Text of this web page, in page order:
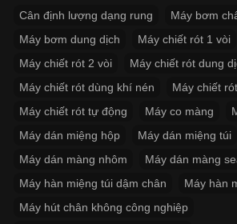
Cân định lượng dạng rung
Máy bơm
Máy bơm dung dịch
Máy chiết rót 1 vòi
Máy chiết rót 2 vòi
Máy chiết rót dung
Máy chiết rót dùng khí nén
Máy chiết
Máy chiết rót tự động
Máy co màng
Máy dán miệng hộp
Máy dán miệng túi
Máy dán màng nhôm
Máy dán màng
Máy hàn miệng túi dậm chân
Máy hàn
Máy hút chân không công nghiệp